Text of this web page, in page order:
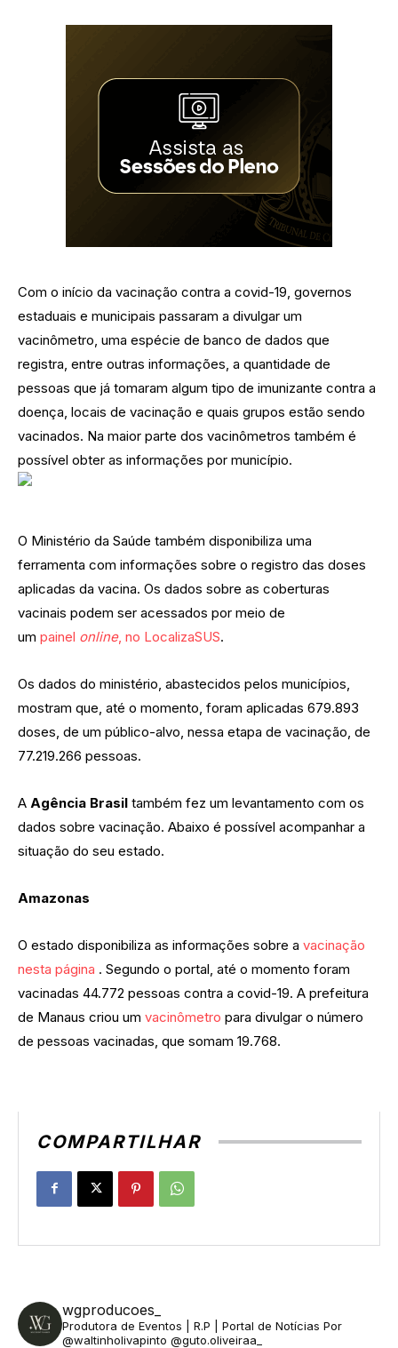
Com o início da vacinação contra a covid-19, governos
estaduais e municipais passaram a divulgar um
vacinômetro, uma espécie de banco de dados que
registra, entre outras informações, a quantidade de
pessoas que já tomaram algum tipo de imunizante contra a
doença, locais de vacinação e quais grupos estão sendo
vacinados. Na maior parte dos vacinômetros também é
possível obter as informações por município.
O Ministério da Saúde também disponibiliza uma
ferramenta com informações sobre o registro das doses
aplicadas da vacina. Os dados sobre as coberturas
vacinais podem ser acessados por meio de
um painel online, no LocalizaSUS.
Os dados do ministério, abastecidos pelos municípios,
mostram que, até o momento, foram aplicadas 679.893
doses, de um público-alvo, nessa etapa de vacinação, de
77.219.266 pessoas.
A Agência Brasil também fez um levantamento com os
dados sobre vacinação. Abaixo é possível acompanhar a
situação do seu estado.
Amazonas
O estado disponibiliza as informações sobre a vacinação
nesta página . Segundo o portal, até o momento foram
vacinadas 44.772 pessoas contra a covid-19. A prefeitura
de Manaus criou um vacinômetro para divulgar o número
de pessoas vacinadas, que somam 19.768.
COMPARTILHAR
wgproducoes_
Produtora de Eventos | R.P | Portal de Notícias Por
@waltinholivapinto @guto.oliveiraa_